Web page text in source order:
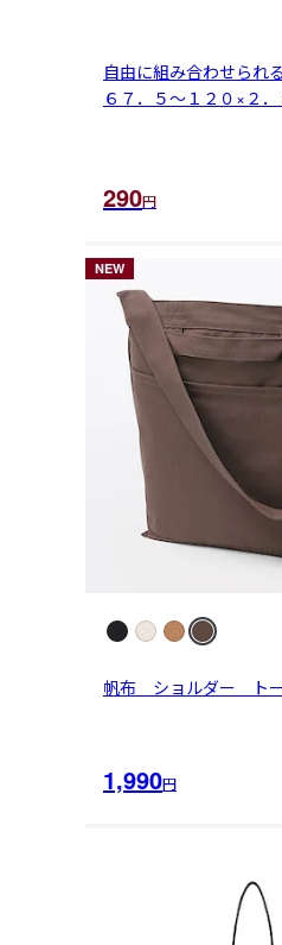
自由に組み合わせら
６７．５～１２０×２
290円
帆布 ショルダー ト
NEW
1,990円